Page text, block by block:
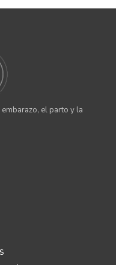
el parto y la